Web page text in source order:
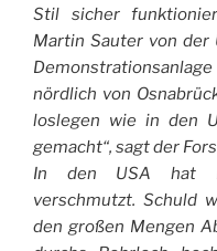
Stil sicher
Martin Sauter von der
nördlich von
loslegen wie in den
gemacht“, sagt der
In den USA hat
verschmutzt. Schuld
den großen Mengen